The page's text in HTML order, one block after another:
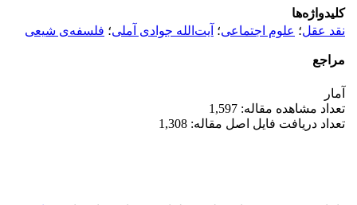
کلیدواژه‌ها
نقد عقل؛ علوم اجتماعی؛ آیت‌الله جوادی آملی؛ فلسفه‌ی شیعی
مراجع
آمار
تعداد مشاهده مقاله: 1,597
تعداد دریافت فایل اصل مقاله: 1,308